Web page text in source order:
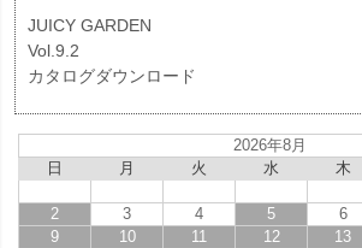
JUICY GARDEN
Vol.9.2
カタログダウンロード
2026年8月
日
月 火 水 木
2
3 4 5 6
9
10 11 12 13